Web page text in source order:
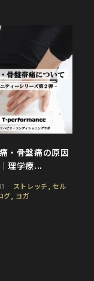
・骨盤痛の原因
理学療...
ストレッチ, セル
グ, ヨガ